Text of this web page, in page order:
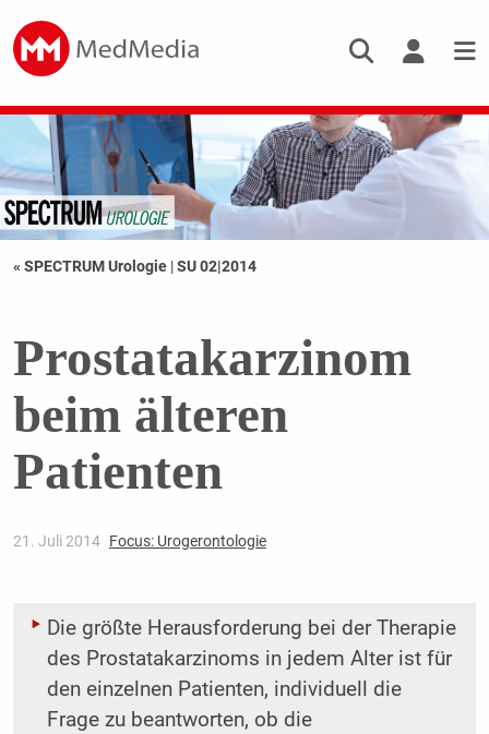
« SPECTRUM Urologie |SU 02|2014
Prostatakarzinom
beim älteren
Patienten
21. Juli 2014 Focus: Urogerontologie
Die größte Herausforderung bei der Therapie
des Prostatakarzinoms in jedem Alter ist für
den einzelnen Patienten, individuell die
Frage zu beantworten, ob die